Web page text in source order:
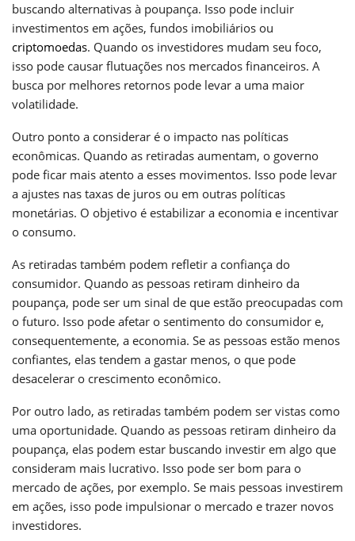
buscando alternativas à poupança. Isso pode incluir
investimentos em ações, fundos imobiliários ou
criptomoedas. Quando os investidores mudam seu foco,
isso pode causar flutuações nos mercados financeiros. A
busca por melhores retornos pode levar a uma maior
volatilidade.
Outro ponto a considerar é o impacto nas políticas
econômicas. Quando as retiradas aumentam, o governo
pode ficar mais atento a esses movimentos. Isso pode levar
a ajustes nas taxas de juros ou em outras políticas
monetárias. O objetivo é estabilizar a economia e incentivar
o consumo.
As retiradas também podem refletir a confiança do
consumidor. Quando as pessoas retiram dinheiro da
poupança, pode ser um sinal de que estão preocupadas com
o futuro. Isso pode afetar o sentimento do consumidor e,
consequentemente, a economia. Se as pessoas estão menos
confiantes, elas tendem a gastar menos, o que pode
desacelerar o crescimento econômico.
Por outro lado, as retiradas também podem ser vistas como
uma oportunidade. Quando as pessoas retiram dinheiro da
poupança, elas podem estar buscando investir em algo que
consideram mais lucrativo. Isso pode ser bom para o
mercado de ações, por exemplo. Se mais pessoas investirem
em ações, isso pode impulsionar o mercado e trazer novos
investidores.